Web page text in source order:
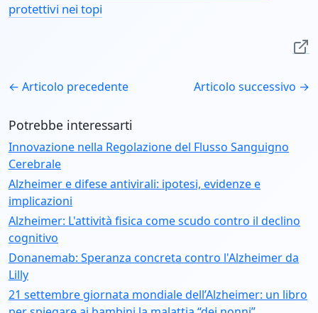
protettivi nei topi
← Articolo precedente Articolo successivo →
Potrebbe interessarti
Innovazione nella Regolazione del Flusso Sanguigno
Cerebrale
Alzheimer e difese antivirali: ipotesi, evidenze e
implicazioni
Alzheimer: L'attività fisica come scudo contro il declino
cognitivo
Donanemab: Speranza concreta contro l'Alzheimer da
Lilly
21 settembre giornata mondiale dell’Alzheimer: un libro